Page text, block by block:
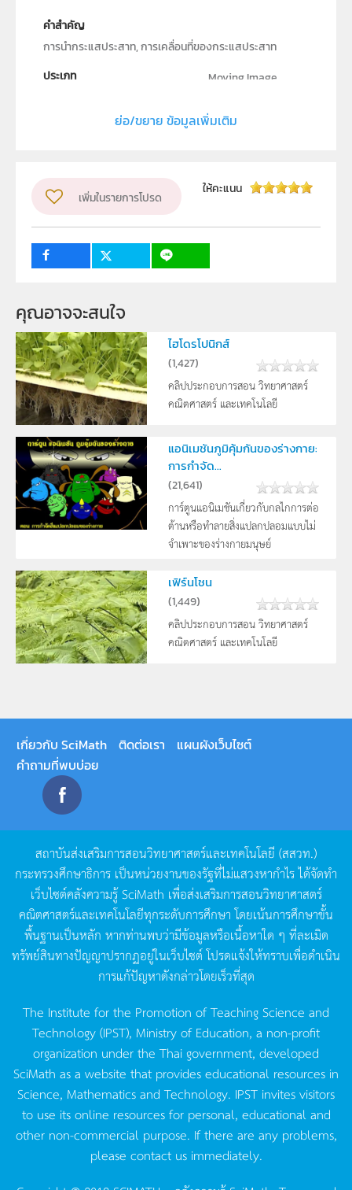
คำสำคัญ
การนำกระแสประสาท, การเคลื่อนที่ของกระแสประสาท
ประเภท
Moving Image
สถาบันส่งเสริมการสอนวิทยาศาสตร์และเทคโนโลยี (สสวท.)
รูปแบบไฟล์
.mp4
ระดับชั้น
ม.6
ย่อ/ขยาย ข้อมูลเพิ่มเติม
เพิ่มในรายการโปรด
ให้คะแนน
คุณอาจจะสนใจ
ไฮโดรโปนิกส์
(1,427)
คลิปประกอบการสอน วิทยาศาสตร์
คณิตศาสตร์ และเทคโนโลยี
แอนิเมชันภูมิคุ้มกันของร่างกาย:
การกำจัด...
(21,641)
การ์ตูนแอนิเมชันเกี่ยวกับกลไกการต่อ
ต้านหรือทำลายสิ่งแปลกปลอมแบบไม่
จำเพาะของร่างกายมนุษย์
เฟิร์นโชน
(1,449)
คลิปประกอบการสอน วิทยาศาสตร์
คณิตศาสตร์ และเทคโนโลยี
เกี่ยวกับ SciMath ติดต่อเรา
แผนผังเว็บไซต์
คำถามที่พบบ่อย
สถาบันส่งเสริมการสอนวิทยาศาสตร์และเทคโนโลยี (สสวท.)
กระทรวงศึกษาธิการ เป็นหน่วยงานของรัฐที่ไม่แสวงหากำไรได้จัดทำ
เว็บไซต์คลังความรู้SciMath เพื่อส่งเสริมการสอนวิทยาศาสตร์
คณิตศาสตร์และเทคโนโลยีทุกระดับการศึกษา โดยเน้นการศึกษาขั้น
พื้นฐานเป็นหลัก หากท่านพบว่ามีข้อมูลหรือเนื้อหาใด ๆ ที่ละเมิด
ทรัพย์สินทางปัญญาปรากฏอยู่ในเว็บไซต์โปรดแจ้งให้ทราบเพื่อดำเนิน
การแก้ปัญหาดังกล่าวโดยเร็วที่สุด
The Institute for the Promotion of Teaching Science and
Technology (IPST), Ministry of Education, a non-profit
organization under the Thai government, developed
SciMath as a website that provides educational resources in
Science, Mathematics and Technology. IPST invites visitors
to use its online resources for personal, educational and
other non-commercial purpose. If there are any problems,
please contact us immediately.